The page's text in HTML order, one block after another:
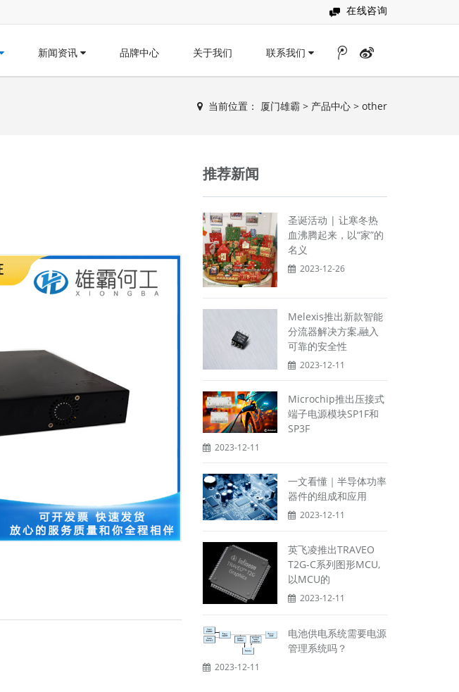
在线咨询
新闻资讯 品牌中心 关于我们 联系我们
当前位置： 厦门雄霸 > 产品中心 > other
推荐新闻
圣诞活动 | 让寒冬热
血沸腾起来，以“家”的
名义
2023-12-26
Melexis推出新款智能
分流器解决方案,融入
可靠的安全性
2023-12-11
Microchip推出压接式
端子电源模块SP1F和
SP3F
2023-12-11
一文看懂｜半导体功率
器件的组成和应用
2023-12-11
英飞凌推出TRAVEO
T2G-C系列图形MCU,
以MCU的
2023-12-11
电池供电系统需要电源
管理系统吗？
2023-12-11